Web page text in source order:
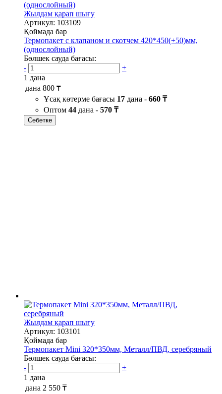
Жылдам қарап шығу
Артикул: 103109
Қоймада бар
Термопакет с клапаном и скотчем 420*450(+50)мм,
(однослойный)
Бөлшек сауда бағасы:
-
+
1 дана
дана 800 ₸
Ұсақ көтерме бағасы 17 дана - 660 ₸
Оптом 44 дана - 570 ₸
Себетке
Жылдам қарап шығу
Артикул: 103101
Қоймада бар
Термопакет Mini 320*350мм, Металл/ПВД, серебряный
Бөлшек сауда бағасы:
-
+
1 дана
дана 2 550 ₸